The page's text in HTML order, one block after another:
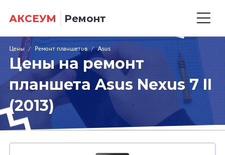
АКСЕУМ Ремонт
Цены / Ремонт планшетов / Asus
Цены на ремонт
планшета Asus Nexus 7 II
(2013)